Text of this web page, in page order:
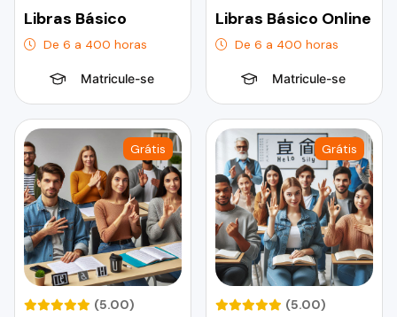
Libras Básico
De 6 a 400 horas
Matricule-se
Libras Básico Online
De 6 a 400 horas
Matricule-se
Grátis
(5.00)
Grátis
(5.00)